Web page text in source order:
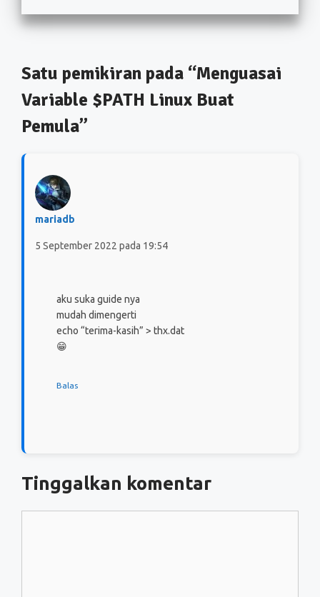
Satu pemikiran pada “Menguasai
Variable $PATH Linux Buat
Pemula”
mariadb
5 September 2022 pada 19:54
aku suka guide nya
mudah dimengerti
echo “terima-kasih” > thx.dat
😁
Balas
Tinggalkan komentar